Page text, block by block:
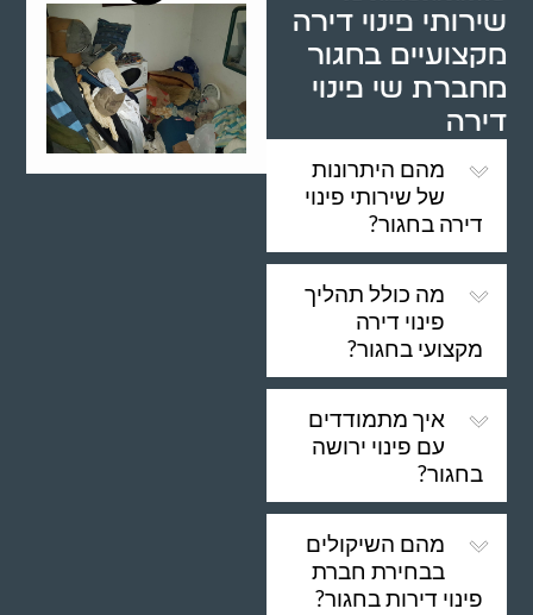
שירותי פינוי דירה
מקצועיים בחגור
מחברת שי פינוי
דירה
מהם היתרונות
של שירותי פינוי
דירה בחגור?
מה כולל תהליך
פינוי דירה
מקצועי בחגור?
איך מתמודדים
עם פינוי ירושה
בחגור?
מהם השיקולים
בבחירת חברת
פינוי דירות בחגור?